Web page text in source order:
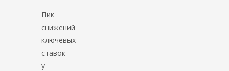
Пик
снижений
ключевых
ставок
у